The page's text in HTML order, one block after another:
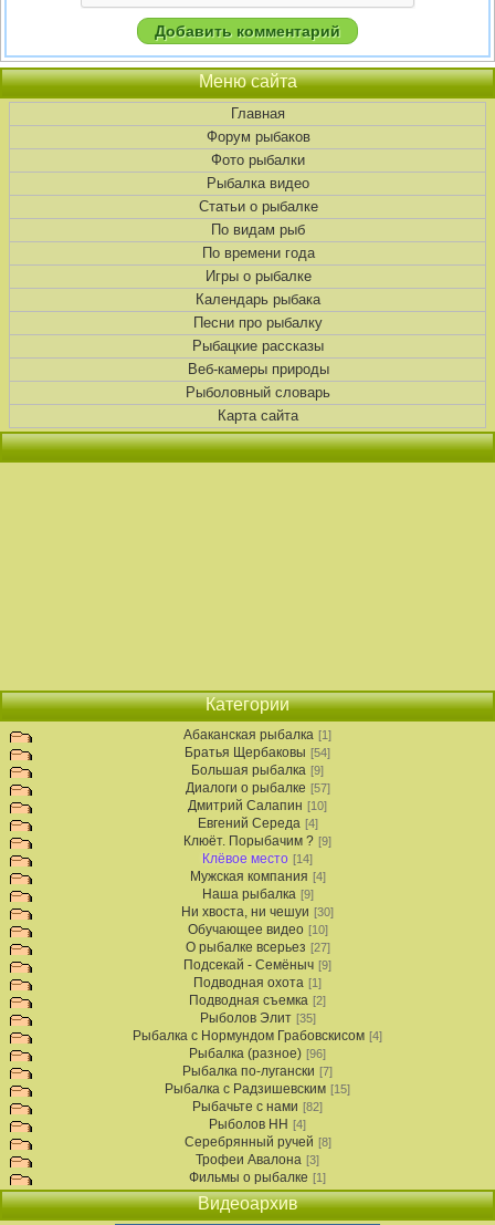
Меню сайта
Главная
Форум рыбаков
Фото рыбалки
Рыбалка видео
Статьи о рыбалке
По видам рыб
По времени года
Игры о рыбалке
Календарь рыбака
Песни про рыбалку
Рыбацкие рассказы
Веб-камеры природы
Рыболовный словарь
Карта сайта
Категории
Абаканская рыбалка [1]
Братья Щербаковы [54]
Большая рыбалка [9]
Диалоги о рыбалке [57]
Дмитрий Салапин [10]
Евгений Середа [4]
Клюёт. Порыбачим ? [9]
Клёвое место [14]
Мужская компания [4]
Наша рыбалка [9]
Ни хвоста, ни чешуи [30]
Обучающее видео [10]
О рыбалке всерьез [27]
Подсекай - Семёныч [9]
Подводная охота [1]
Подводная съемка [2]
Рыболов Элит [35]
Рыбалка с Нормундом Грабовскисом [4]
Рыбалка (разное) [96]
Рыбалка по-лугански [7]
Рыбалка с Радзишевским [15]
Рыбачьте с нами [82]
Рыболов НН [4]
Серебрянный ручей [8]
Трофеи Авалона [3]
Фильмы о рыбалке [1]
Видеоархив